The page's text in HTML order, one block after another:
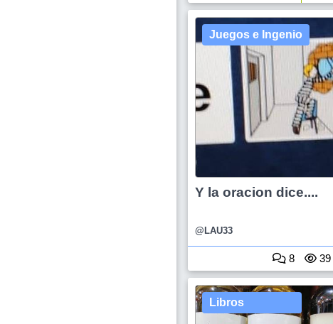
Juegos e Ingenio
Y la oracion dice....
@LAU33
8 39
Libros